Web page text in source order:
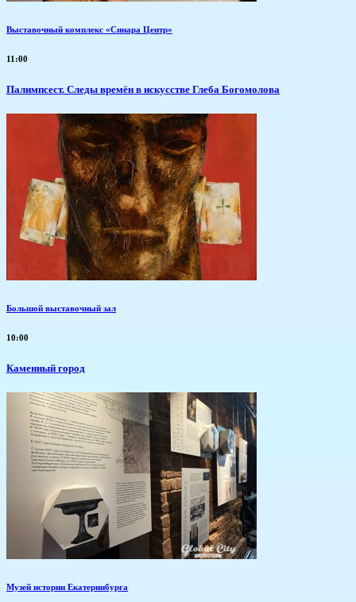
Выставочный комплекс «Синара Центр»
11:00
Палимпсест. Следы времён в искусстве Глеба Богомолова
Большой выставочный зал
10:00
Каменный город
Музей истории Екатеринбурга